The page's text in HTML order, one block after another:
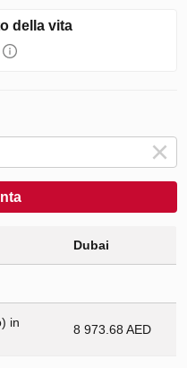
della vita
Dubai
in
8 973.68 AED